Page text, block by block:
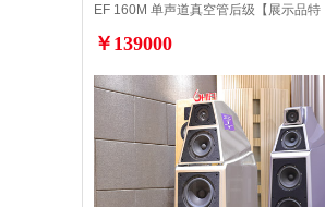
EF 160M 单声道真空管后级【展示品特
￥139000